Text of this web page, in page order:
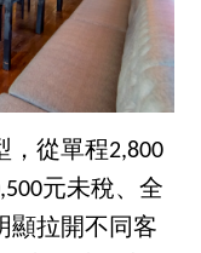
，從單程2,800
元未稅、全
顯拉開不同客